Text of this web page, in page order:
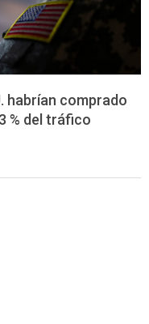
habrían comprado
% del tráfico